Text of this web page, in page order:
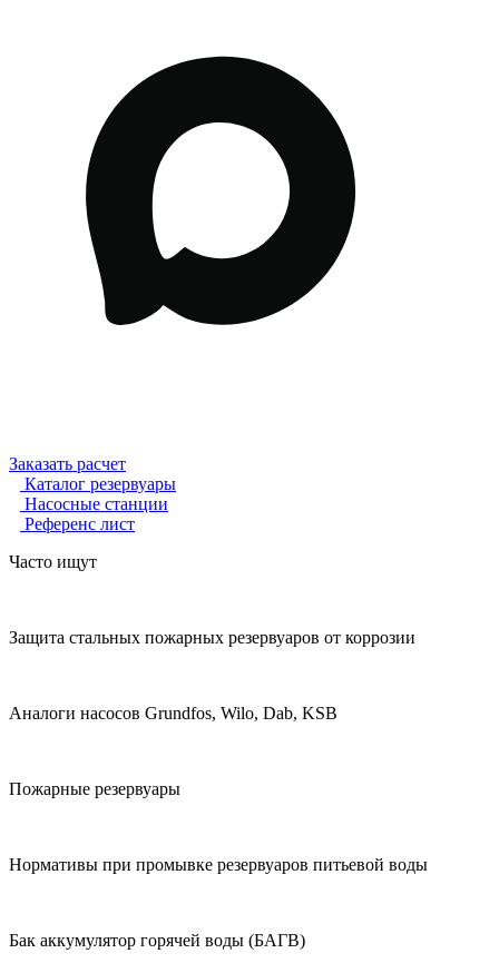
Заказать расчет
Каталог резервуары
Насосные станции
Референс лист
Часто ищут
Защита стальных пожарных резервуаров от коррозии
Аналоги насосов Grundfos, Wilo, Dab, KSB
Пожарные резервуары
Нормативы при промывке резервуаров питьевой воды
Бак аккумулятор горячей воды (БАГВ)